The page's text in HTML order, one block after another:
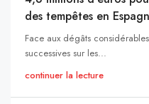
des tempêtes en
Face aux dégâts
successives sur les...
continuer la lecture